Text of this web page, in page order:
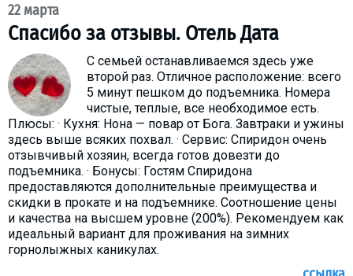
22 марта
Спасибо за отзывы. Отель Дата
С семьей останавливаемся здесь уже
второй раз. Отличное расположение: всего
5 минут пешком до подъемника. Номера
чистые, теплые, все необходимое есть.
Плюсы: · Кухня: Нона — повар от Бога. Завтраки и ужины
здесь выше всяких похвал. · Сервис: Спиридон очень
отзывчивый хозяин, всегда готов довезти до
подъемника. · Бонусы: Гостям Спиридона
предоставляются дополнительные преимущества и
скидки в прокате и на подъемнике. Соотношение цены
и качества на высшем уровне (200%). Рекомендуем как
идеальный вариант для проживания на зимних
горнолыжных каникулах.